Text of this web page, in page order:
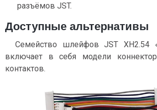
разъёмов JST.
Доступные альтернативы
Семейство шлейфов JST
включает в себя модели
контактов.